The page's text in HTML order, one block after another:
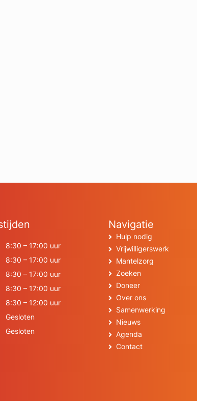
8:30 – 17:00 uur
8:30 – 17:00 uur
8:30 – 17:00 uur
8:30 – 17:00 uur
8:30 – 12:00 uur
Gesloten
Gesloten
Navigatie
Hulp nodig
Vrijwilligerswerk
Mantelzorg
Zoeken
Doneer
Over ons
Samenwerking
Nieuws
Agenda
Contact